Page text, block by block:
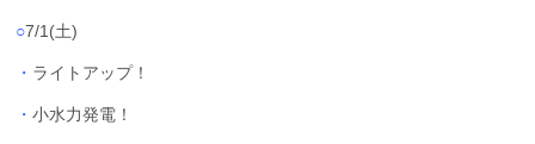
○7/1(土)
・ ライトアップ！
・小水力発電！